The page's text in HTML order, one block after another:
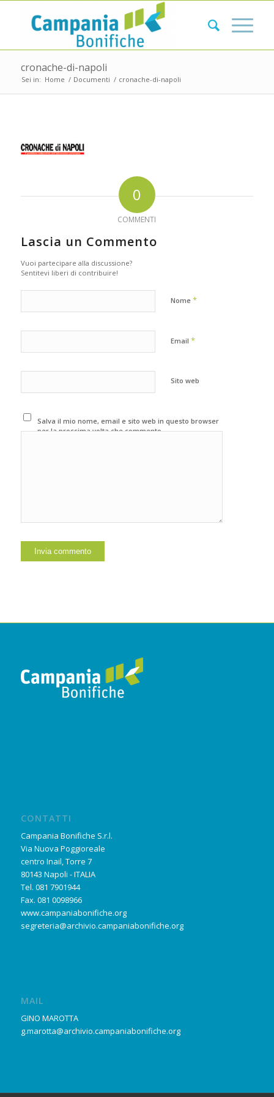
cronache-di-napoli
Sei in: Home / Documenti / cronache-di-napoli
0
COMMENTI
Lascia un Commento
Vuoi partecipare alla discussione?
Sentitevi liberi di contribuire!
Nome *
Email *
Sito web
Salva il mio nome, email e sito web in questo browser
per la prossima volta che commento.
CONTATTI
Campania Bonifiche S.r.l.
Via Nuova Poggioreale
centro Inail, Torre 7
80143 Napoli - ITALIA
Tel. 081 7901944
Fax. 081 0098966
www.campaniabonifiche.org
segreteria@archivio.campaniabonifiche.org
MAIL
GINO MAROTTA
g.marotta@archivio.campaniabonifiche.org